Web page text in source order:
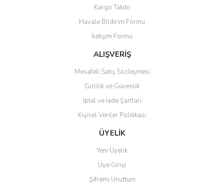
Kargo Takibi
Havale Bildirim Formu
İletişim Formu
ALIŞVERİŞ
Mesafeli Satış Sözleşmesi
Gizlilik ve Güvenlik
İptal ve İade Şartları
Kişisel Veriler Politikası
ÜYELİK
Yeni Üyelik
Üye Girişi
Şifremi Unuttum